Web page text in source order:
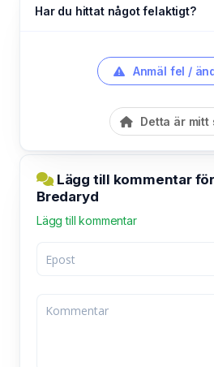
Har du hittat något felaktigt?
Anmäl fel /
Detta är mitt
Lägg till kommentar för
Bredaryd
Lägg till kommentar